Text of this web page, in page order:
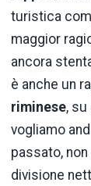
turistica
maggior
ancora
è anche un
riminese,
vogliamo
passato,
divisione